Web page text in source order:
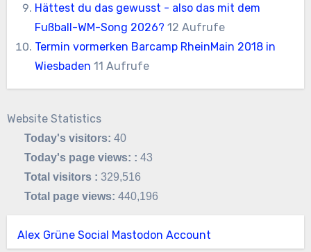
Hättest du das gewusst - also das mit dem
Fußball-WM-Song 2026? 12 Aufrufe
Termin vormerken Barcamp RheinMain 2018 in
Wiesbaden 11 Aufrufe
Website Statistics
Today's visitors:40
Today's page views: :43
Total visitors :329,516
Total page views:440,196
Alex Grüne Social Mastodon Account